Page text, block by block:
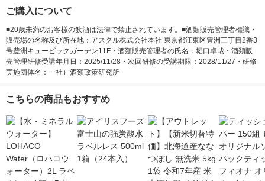
ご購入について
■20歳未満のお客様の飲酒は法律で禁止されています。■酒類販売管理者標識・
販売場の名称及び所在地：アスクル株式会社本社 東京都江東区豊洲三丁目2番3
号豊洲キュービックガーデン11F・酒類販売管理者の氏名：堀口卓哉・酒類販
売管理研修受講年月日：2025/11/28・次回研修の受講期限：2028/11/27・研修
実施団体名：一社）酒類政策研究所
こちらの商品もおすすめ